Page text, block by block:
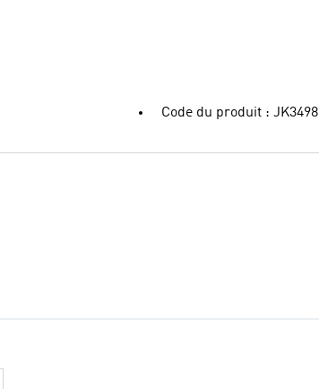
Code du produit : JK3498